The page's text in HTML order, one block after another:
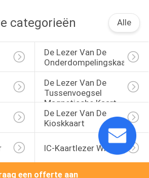
categorieën Alle
De Lezer Van De
Onderdompelingskaart
De Lezer Van De
Tussenvoegsel
Magnetische Kaart
De Lezer Van De
Kioskkaart
IC-Kaartlezer Writer
een offerte aan